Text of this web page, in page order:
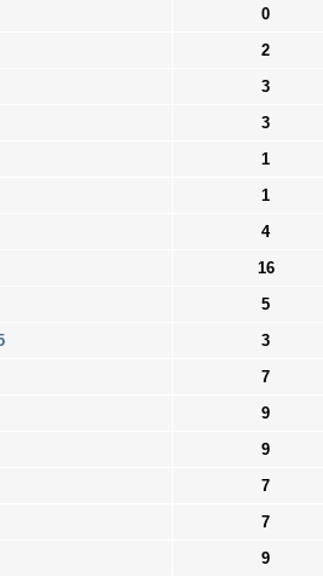
0
2
3
3
1
1
4
16
5
3
7
9
9
7
7
9